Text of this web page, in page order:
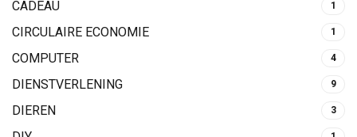
CADEAU 1
CIRCULAIRE ECONOMIE 1
COMPUTER 4
DIENSTVERLENING 9
DIEREN 3